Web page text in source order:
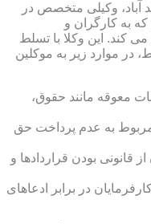
آباد، وکیلی متخصص در
به کارگران و
کند. این وکلا با تسلط
در موارد زیر به موکلین
معوقه مانند حقوق،
به عدم پرداخت حق
قانونی بودن قراردادها و
در برابر ادعاهای